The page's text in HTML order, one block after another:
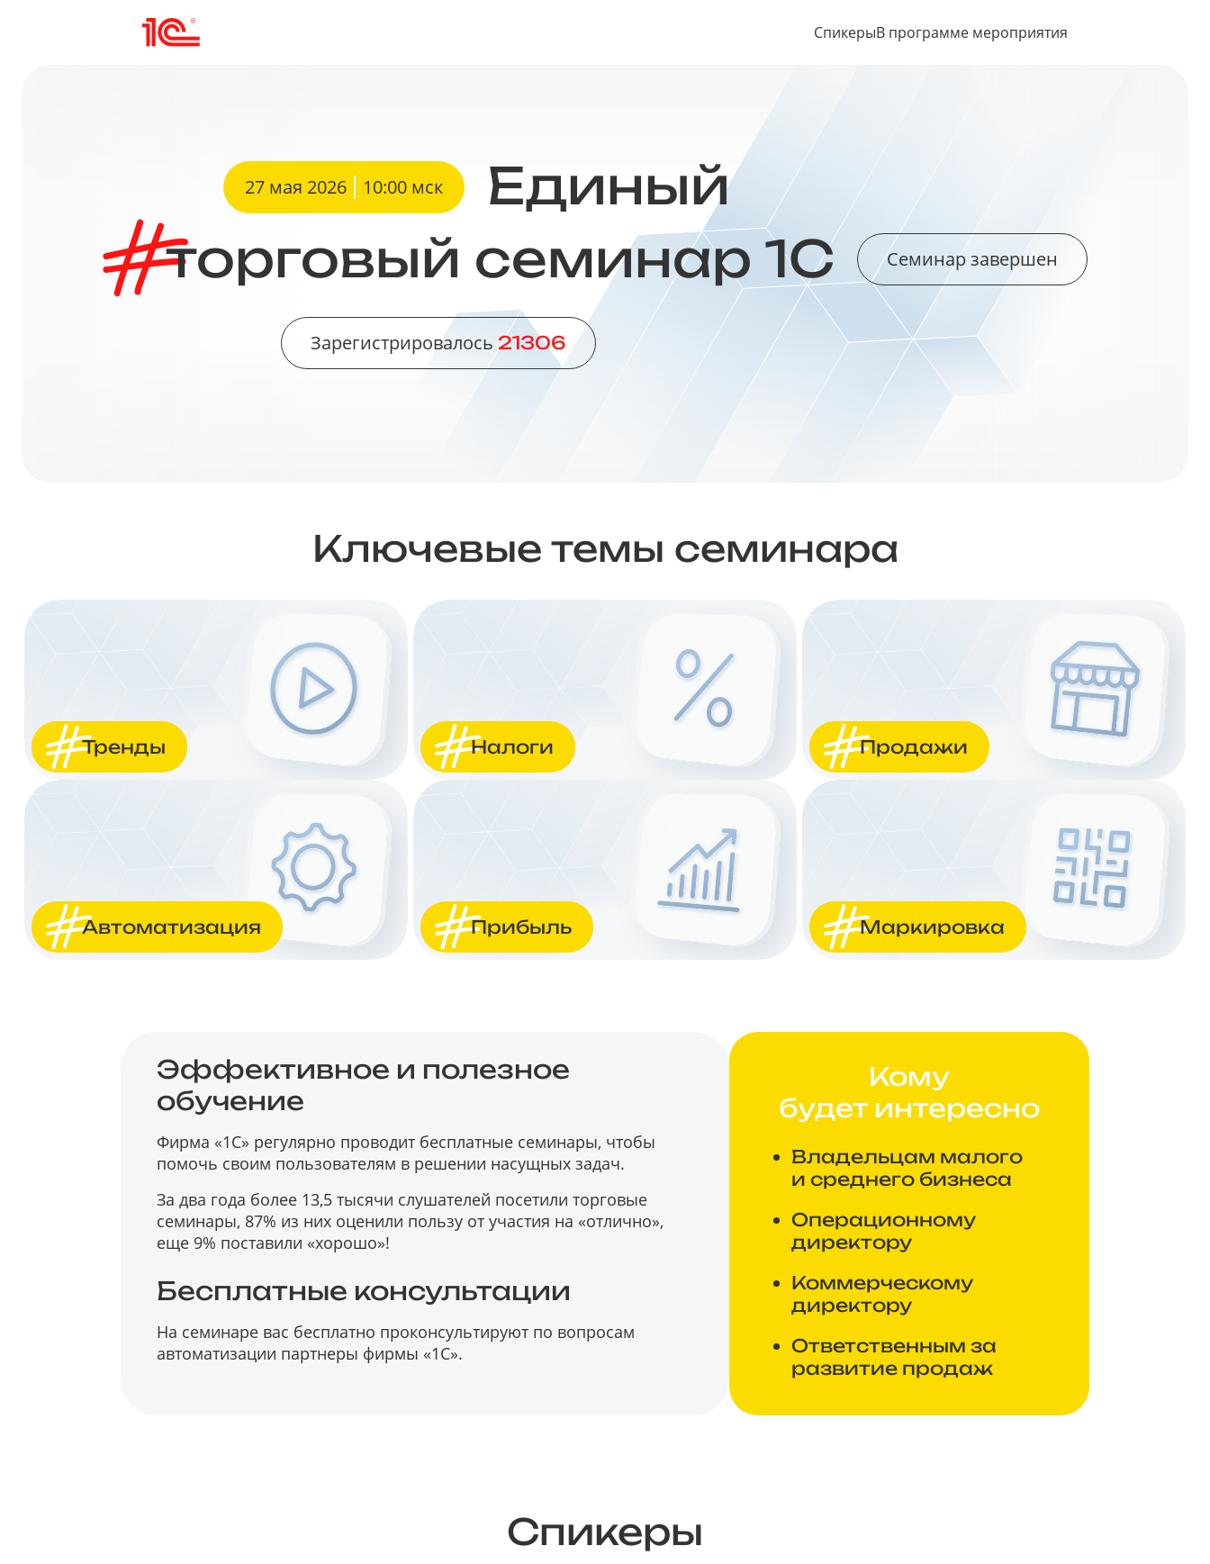
СпикерыВ программе мероприятия
27 мая 2026 10:00 мск
Единый
торговый семинар 1С Семинар завершен
Зарегистрировалось 21306
Ключевые темы семинара
Тренды Налоги Продажи
Автоматизация Прибыль Маркировка
Эффективное и полезное
обучение
Фирма «1С» регулярно проводит бесплатные семинары, чтобы
помочь своим пользователям в решении насущных задач.
За два года более 13,5 тысячи слушателей посетили торговые
семинары, 87% из них оценили пользу от участия на «отлично»,
еще 9% поставили «хорошо»!
Бесплатные консультации
На семинаре вас бесплатно проконсультируют по вопросам
автоматизации партнеры фирмы «1С».
Кому
будет интересно
Владельцам малого
и среднего бизнеса
Операционному
директору
Коммерческому
директору
Ответственным за
развитие продаж
Спикеры